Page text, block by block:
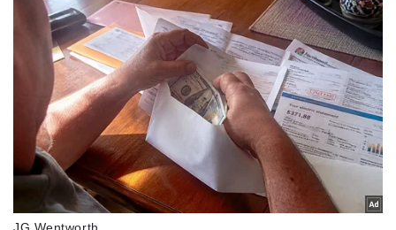
Pháp luật
Tin nóng
Tư vấn luật
Quân sự - Quốc phòng
Vũ khí
Việt Nam
Phân tích